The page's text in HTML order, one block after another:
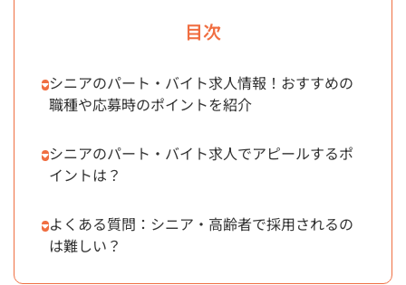
目次
シニアのパート・バイト求人情報！おすすめの
職種や応募時のポイントを紹介
シニアのパート・バイト求人でアピールするポ
イントは？
よくある質問：シニア・高齢者で採用されるの
は難しい？